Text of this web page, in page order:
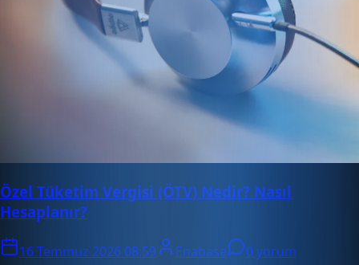
Özel Tüketim Vergisi (ÖTV) Nedir? Nasıl
Hesaplanır?
16 Temmuz 2026 08:59 Enabase
0 yorum